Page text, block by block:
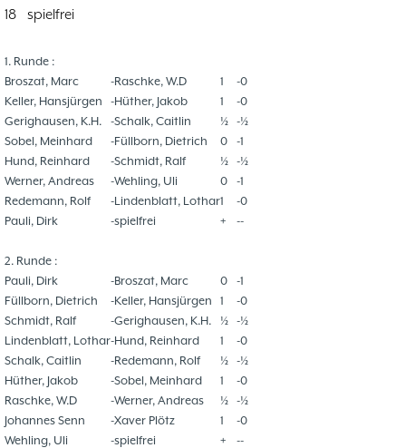
15.05 Training
37. Münsterland Open 2019 12.05 7. Mannschaft
11.03 Bezirksebene 10
01.01
Mitgliedsbeiträge und
Kontoverbindung
Deutsche Ebene 36. Münsterland Open 2018
05.11 Challengers 2017 05.11 35. Münsterland Open 2017
Schach mit Flüchtlingen
18 spielfrei
1. Runde :
Broszat, Marc
-Raschke, W.D 1 -0
Keller, Hansjürgen
-Hüther, Jakob 1 -0
Gerighausen, K.H.
-Schalk, Caitlin ½ -½
Sobel, Meinhard
-Füllborn, Dietrich 0 -1
Hund, Reinhard
-Schmidt, Ralf ½ -½
Werner, Andreas
-Wehling, Uli 0 -1
Redemann, Rolf
-Lindenblatt, Lothar1 -0
Pauli, Dirk
-spielfrei + --
2. Runde :
Pauli, Dirk
-Broszat, Marc 0 -1
Füllborn, Dietrich
-Keller, Hansjürgen 1 -0
Schmidt, Ralf
-Gerighausen, K.H. ½ -½
Lindenblatt, Lothar-Hund, Reinhard 1 -0
Schalk, Caitlin
-Redemann, Rolf ½ -½
Hüther, Jakob
-Sobel, Meinhard 1 -0
Raschke, W.D
-Werner, Andreas ½ -½
Johannes Senn
-Xaver Plötz 1 -0
Wehling, Uli
-spielfrei + --